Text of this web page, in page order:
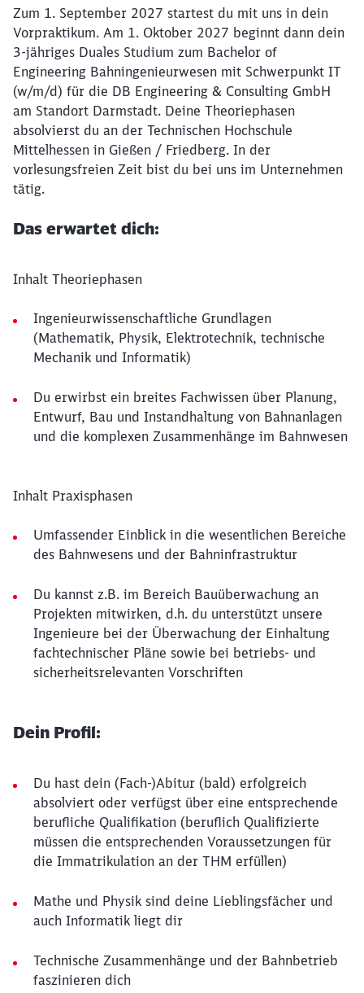
Zum 1. September 2027 startest du mit uns in dein
Vorpraktikum. Am 1. Oktober 2027 beginnt dann dein
3-jähriges Duales Studium zum Bachelor of
Engineering Bahningenieurwesen mit Schwerpunkt IT
(w/m/d) für die DB Engineering & Consulting GmbH
am Standort Darmstadt. Deine Theoriephasen
absolvierst du an der Technischen Hochschule
Mittelhessen in Gießen / Friedberg. In der
vorlesungsfreien Zeit bist du bei uns im Unternehmen
tätig.
Das erwartet dich:
Inhalt Theoriephasen
Ingenieurwissenschaftliche Grundlagen
(Mathematik, Physik, Elektrotechnik, technische
Mechanik und Informatik)
Du erwirbst ein breites Fachwissen über Planung,
Entwurf, Bau und Instandhaltung von Bahnanlagen
und die komplexen Zusammenhänge im Bahnwesen
Inhalt Praxisphasen
Umfassender Einblick in die wesentlichen Bereiche
des Bahnwesens und der Bahninfrastruktur
Du kannst z.B. im Bereich Bauüberwachung an
Projekten mitwirken, d.h. du unterstützt unsere
Ingenieure bei der Überwachung der Einhaltung
fachtechnischer Pläne sowie bei betriebs- und
sicherheitsrelevanten Vorschriften
Dein Profil:
Du hast dein (Fach-)Abitur (bald) erfolgreich
absolviert oder verfügst über eine entsprechende
berufliche Qualifikation (beruflich Qualifizierte
müssen die entsprechenden Voraussetzungen für
die Immatrikulation an der THM erfüllen)
Mathe und Physik sind deine Lieblingsfächer und
auch Informatik liegt dir
Technische Zusammenhänge und der Bahnbetrieb
faszinieren dich